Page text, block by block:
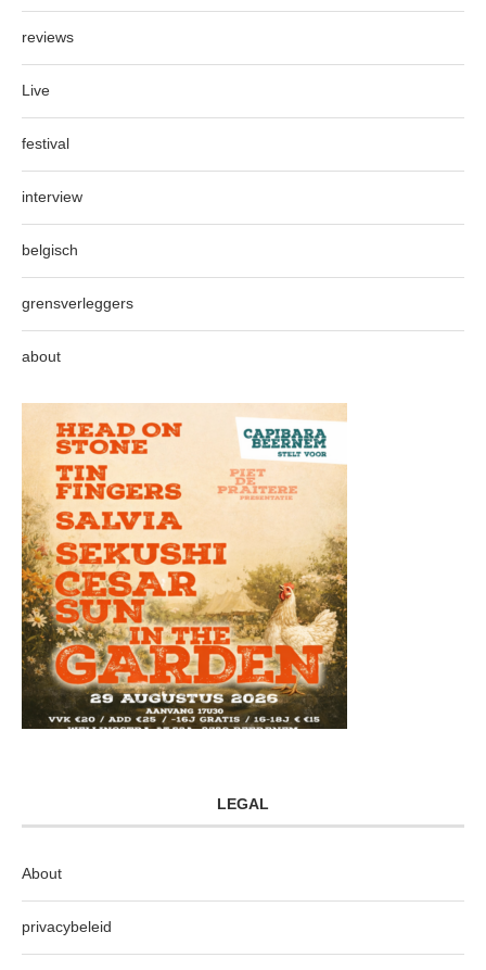
reviews
Live
festival
interview
belgisch
grensverleggers
about
LEGAL
About
privacybeleid